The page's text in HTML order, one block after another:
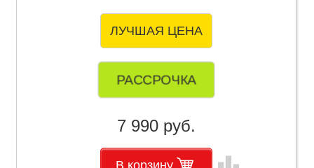
ЛУЧШАЯ ЦЕНА
РАССРОЧКА
7 990 руб.
В корзину